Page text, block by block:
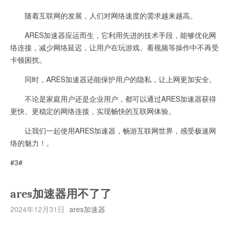
随着互联网的发展，人们对网络速度的需求越来越高。
ARES加速器应运而生，它利用先进的技术手段，能够优化网
络连接，减少网络延迟，让用户在玩游戏、看视频等操作中不再受
卡顿困扰。
同时，ARES加速器还能保护用户的隐私，让上网更加安全。
不论是家庭用户还是企业用户，都可以通过ARES加速器获得
更快、更稳定的网络连接，实现畅快的互联网体验。
让我们一起使用ARES加速器，畅游互联网世界，感受极速网
络的魅力！。
#3#
ares加速器用不了了
2024年12月31日 ares加速器